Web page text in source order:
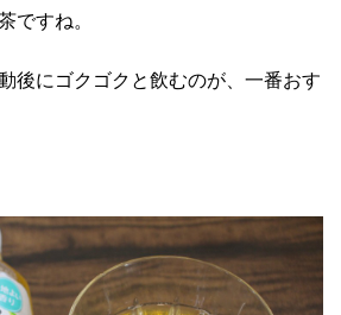
ですね。
後にゴクゴクと飲むのが、一番おす